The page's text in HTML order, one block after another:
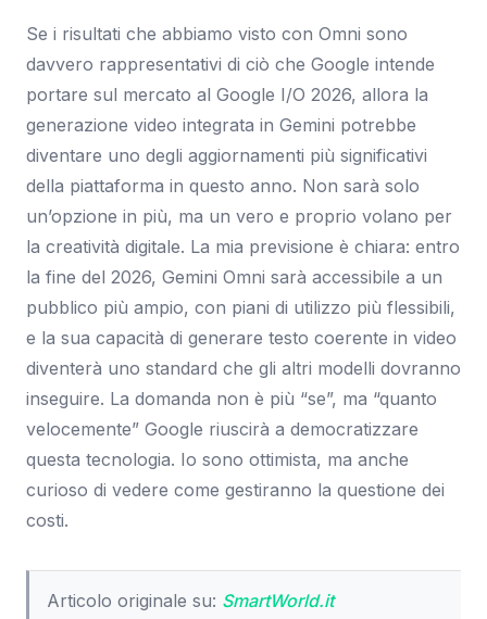
Se i risultati che abbiamo visto con Omni sono
davvero rappresentativi di ciò che Google intende
portare sul mercato al Google I/O 2026, allora la
generazione video integrata in Gemini potrebbe
diventare uno degli aggiornamenti più significativi
della piattaforma in questo anno. Non sarà solo
un’opzione in più, ma un vero e proprio volano per
la creatività digitale. La mia previsione è chiara: entro
la fine del 2026, Gemini Omni sarà accessibile a un
pubblico più ampio, con piani di utilizzo più flessibili,
e la sua capacità di generare testo coerente in video
diventerà uno standard che gli altri modelli dovranno
inseguire. La domanda non è più “se”, ma “quanto
velocemente” Google riuscirà a democratizzare
questa tecnologia. Io sono ottimista, ma anche
curioso di vedere come gestiranno la questione dei
costi.
Articolo originale su: SmartWorld.it